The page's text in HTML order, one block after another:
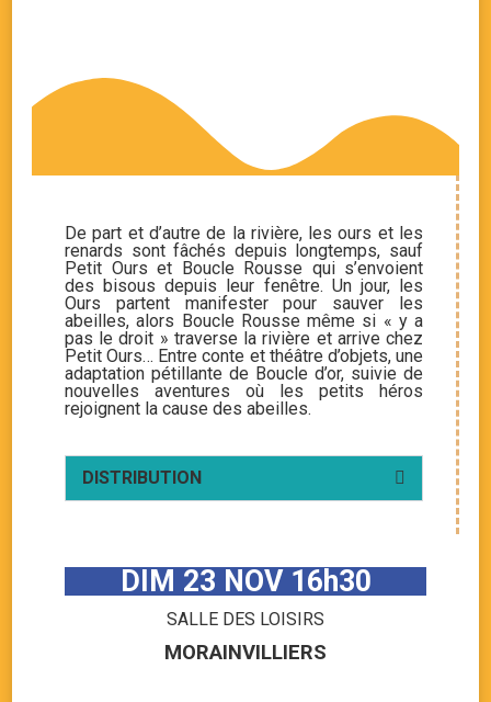
De part et d’autre de la rivière, les ours et les
renards sont fâchés depuis longtemps, sauf
Petit Ours et Boucle Rousse qui s’envoient
des bisous depuis leur fenêtre. Un jour, les
Ours partent manifester pour sauver les
abeilles, alors Boucle Rousse même si « y a
pas le droit » traverse la rivière et arrive chez
Petit Ours… Entre conte et théâtre d’objets, une
adaptation pétillante de Boucle d’or, suivie de
nouvelles aventures où les petits héros
rejoignent la cause des abeilles.
DISTRIBUTION
DIM 23 NOV 16h30
SALLE DES LOISIRS
MORAINVILLIERS